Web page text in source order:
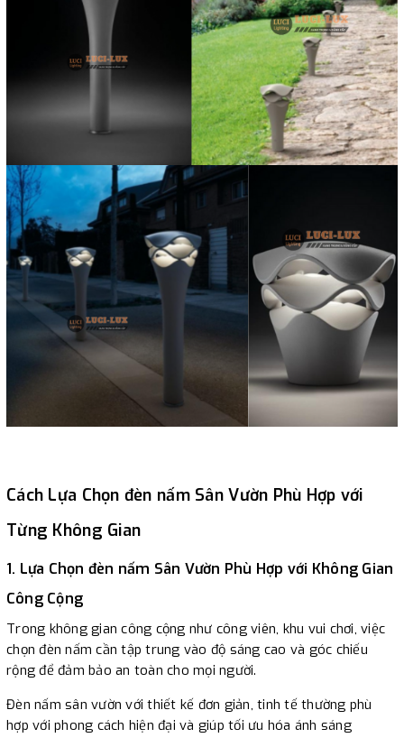
Cách Lựa Chọn đèn nấm Sân Vườn Phù Hợp với
Từng Không Gian
1. Lựa Chọn đèn nấm Sân Vườn Phù Hợp với Không Gian
Công Cộng
Trong không gian công cộng như công viên, khu vui chơi, việc
chọn đèn nấm cần tập trung vào độ sáng cao và góc chiếu
rộng để đảm bảo an toàn cho mọi người.
Đèn nấm sân vườn với thiết kế đơn giản, tinh tế thường phù
hợp với phong cách hiện đại và giúp tối ưu hóa ánh sáng